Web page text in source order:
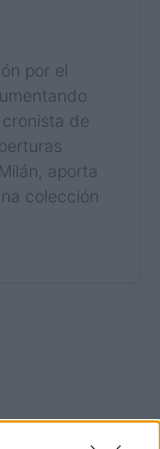
por el
de
aporta
colección